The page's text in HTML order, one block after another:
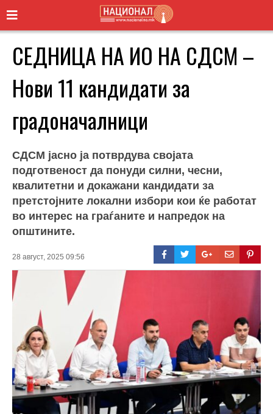
СЕДНИЦА НА ИО НА СДСМ –
Нови 11 кандидати за
градоначалници
СДСМ јасно ја потврдува својата
подготвеност да понуди силни, чесни,
квалитетни и докажани кандидати за
претстојните локални избори кои ќе работат
во интерес на граѓаните и напредок на
општините.
28 август, 2025 09:56